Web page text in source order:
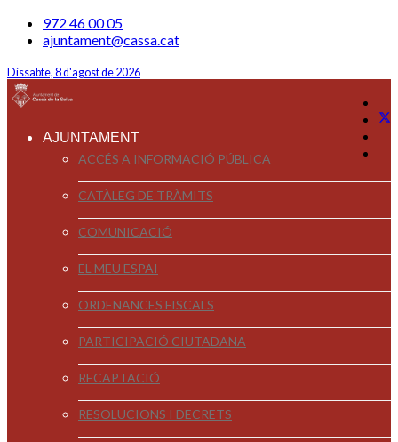
972 46 00 05
ajuntament@cassa.cat
Dissabte, 8 d'agost de 2026
AJUNTAMENT
ACCÉS A INFORMACIÓ PÚBLICA
CATÀLEG DE TRÀMITS
COMUNICACIÓ
EL MEU ESPAI
ORDENANCES FISCALS
PARTICIPACIÓ CIUTADANA
RECAPTACIÓ
RESOLUCIONS I DECRETS